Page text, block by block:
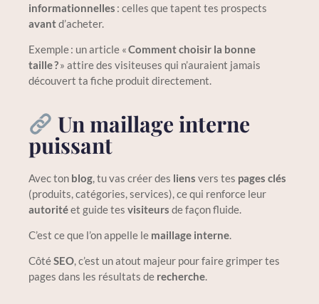
informationnelles : celles que tapent tes prospects
avantd’acheter.
Exemple : un article «Comment choisir la bonne
taille ?» attire des visiteuses qui n’auraient jamais
découvert ta fiche produit directement.
Un maillage interne
puissant
Avec ton blog, tu vas créer des liens vers tes pages clés
(produits, catégories, services), ce qui renforce leur
autoritéet guide tes visiteurs de façon fluide.
C’est ce que l’on appelle le maillage interne.
CôtéSEO, c’est un atout majeur pour faire grimper tes
pages dans les résultats de recherche.